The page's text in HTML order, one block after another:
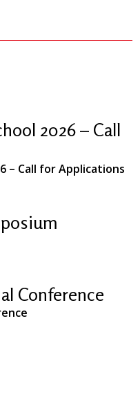
2026 – Call
– Call for Applications
Conference